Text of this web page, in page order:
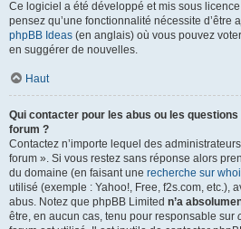
Ce logiciel a été développé et mis sous
pensez qu’une fonctionnalité nécessite d’être
phpBB Ideas (en anglais) où vous pouvez
en suggérer de nouvelles.
Haut
Qui contacter pour les abus ou les
forum ?
Contactez n’importe lequel des
forum ». Si vous restez sans réponse alors
du domaine (en faisant une recherche sur
utilisé (exemple : Yahoo!, Free, f2s.com, etc.),
abus. Notez que phpBB Limited n’a
être, en aucun cas, tenu pour responsable sur